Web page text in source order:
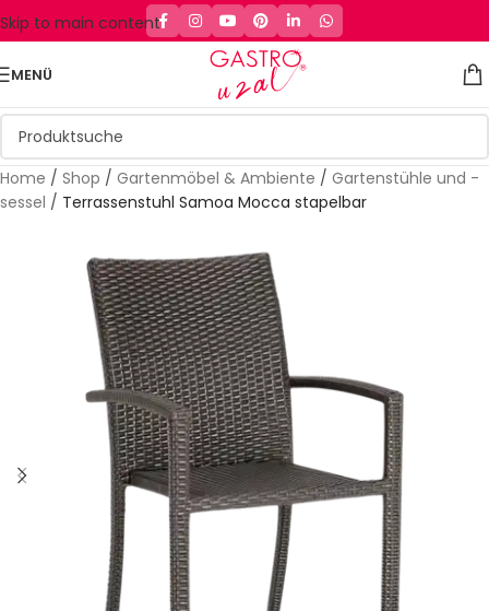
Skip to main content
MENÜ
Home / Shop / Gartenmöbel & Ambiente / Gartenstühle und -
sessel / Terrassenstuhl Samoa Mocca stapelbar